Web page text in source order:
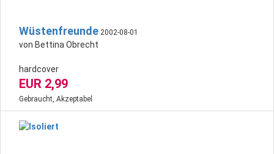
Wüstenfreunde 2002-08-01
von Bettina Obrecht
hardcover
EUR 2,99
Gebraucht, Akzeptabel